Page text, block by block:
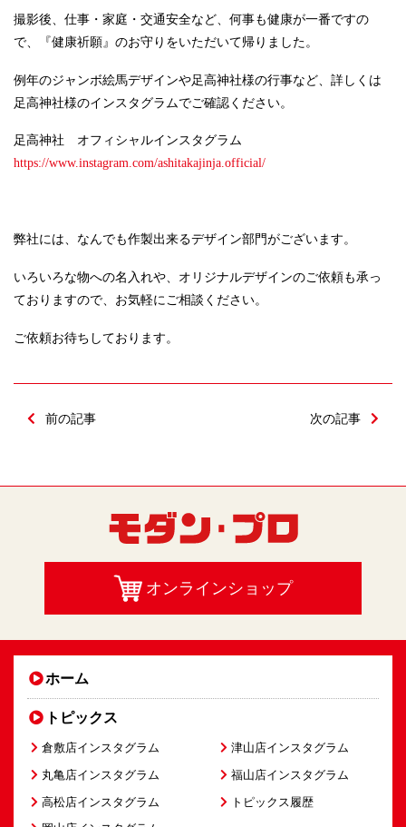
撮影後、仕事・家庭・交通安全など、何事も健康が一番ですの
で、『健康祈願』のお守りをいただいて帰りました。
例年のジャンボ絵馬デザインや足高神社様の行事など、詳しくは
足高神社様のインスタグラムでご確認ください。
足高神社 オフィシャルインスタグラム
https://www.instagram.com/ashitakajinja.official/
弊社には、なんでも作製出来るデザイン部門がございます。
いろいろな物への名入れや、オリジナルデザインのご依頼も承っ
ておりますので、お気軽にご相談ください。
ご依頼お待ちしております。
前の記事 次の記事
オンラインショップ
ホーム
トピックス
倉敷店インスタグラム
丸亀店インスタグラム
高松店インスタグラム
津山店インスタグラム
福山店インスタグラム
トピックス履歴